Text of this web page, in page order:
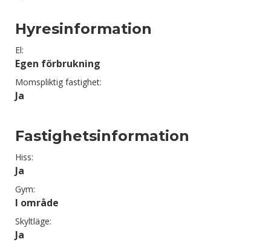
Hyresinformation
El:
Egen förbrukning
Momspliktig fastighet:
Ja
Fastighetsinformation
Hiss:
Ja
Gym:
I område
Skyltläge:
Ja